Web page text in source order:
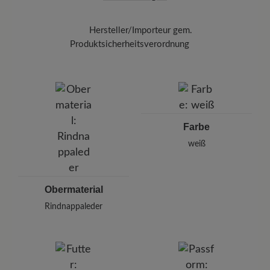
Carbon Pro (400 ml)Halten Sie dabei
einen Abstand von 20-30 cm ein.
Hersteller/Importeur gem.
Produktsicherheitsverordnung
Pleidelsheimer Str. 15/1, 74321 Bietigheim-Bissingen,
E-mail:
Telefon: 0800 51 65 65 56 (gebührenfrei)
Obermaterial
Rindnappaleder
Farbe
weiß